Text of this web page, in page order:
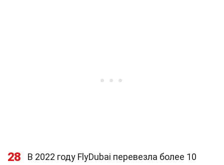
28
В 2022 году FlyDubai перевезла более 10